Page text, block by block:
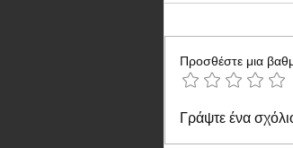
Έρχεται σε λίγο
πολύ καλές
Προσθέστε μια
Γράψτε ένα